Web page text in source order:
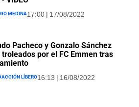
Medina17:00 | 17/08/2022
Pacheco y Gonzalo Sánchez
por el FC Emmen tras
Líbero16:13 | 16/08/2022